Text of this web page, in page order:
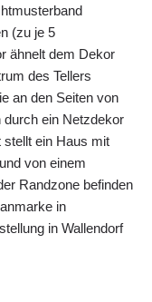
(zu je 5
ähnelt dem Dekor
des Tellers
an den Seiten von
durch ein Netzdekor
stellt ein Haus mit
von einem
Randzone befinden
in
in Wallendorf